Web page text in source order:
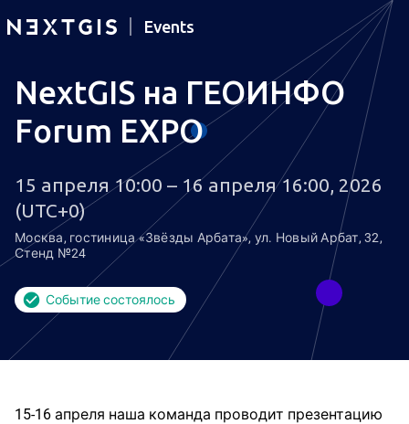
Events
NextGIS на ГЕОИНФО
Forum EXPO
15 апреля 10:00 – 16 апреля 16:00, 2026
(UTC+0)
Москва, гостиница «Звёзды Арбата», ул. Новый Арбат, 32,
Стенд №24
Событие состоялось
15-16 апреля наша команда проводит презентацию